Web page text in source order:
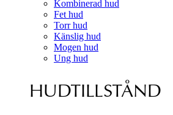
Kombinerad hud
Fet hud
Torr hud
Känslig hud
Mogen hud
Ung hud
HUDTILLSTÅND